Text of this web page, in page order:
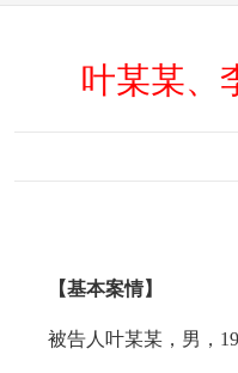
税务行政复议
涉税专业服务
叶某某、
【基本案情】
被告人叶某某，男，